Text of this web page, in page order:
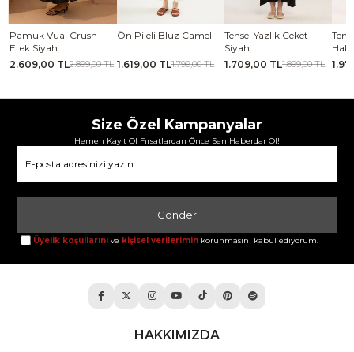
Pamuk Vual Crush
Etek Siyah
2.609,00 TL2.899,00 TL
Ön Pileli Bluz Camel
1.619,00 TL1.799,00 TL
Tensel Yazlık Ceket
Siyah
1.709,00 TL1.899,00 TL
Haki
Size Özel Kampanyalar
Hemen Kayıt Ol Fırsatlardan Önce Sen Haberdar Ol!
Gönder
Üyelik koşullarını ve kişisel verilerimin korunmasını kabul ediyorum.
HAKKIMIZDA